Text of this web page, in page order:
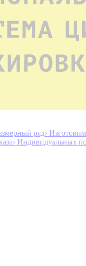
ряд›
› Индивидуальных